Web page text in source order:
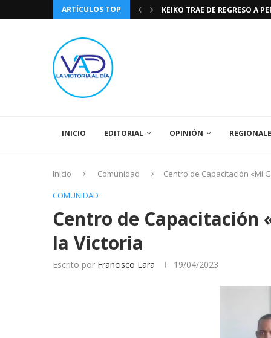
ARTÍCULOS TOP
TASA DE CAMBIO BCV 04 DE
INICIO EDITORIAL OPINIÓN
Inicio Comunidad
Centro de Capacitación «Mi
COMUNIDAD
Centro de Capacitación
la Victoria
Escrito por Francisco Lara 19/04/2023